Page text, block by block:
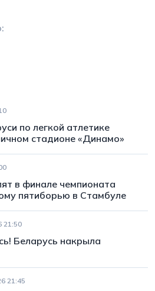
по легкой атлетике
стадионе «Динамо»
в финале чемпионата
пятиборью в Стамбуле
21:50
Беларусь накрыла
21:45